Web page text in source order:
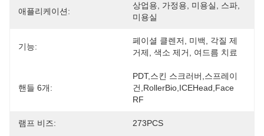
애플리케이션:
상업용, 가정용, 미용실, 스파,
미용실
기능:
페이셜 클렌저, 미백, 각질 제
거제, 색소 제거, 여드름 치료
핸들 6개:
PDT,스킨 스크러버,스프레이
건,RollerBio,ICEHead,Face
RF
램프 비즈: 273PCS